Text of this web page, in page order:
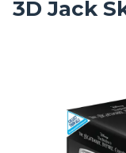
3D Jack